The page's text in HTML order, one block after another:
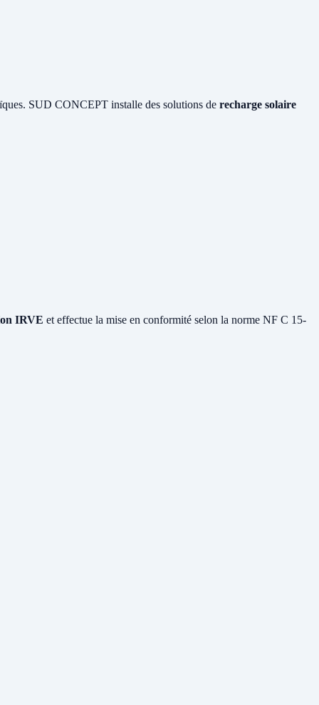
SUD CONCEPT installe des solutions de recharge solaire
IRVE et effectue la mise en conformité selon la norme NF C 15-